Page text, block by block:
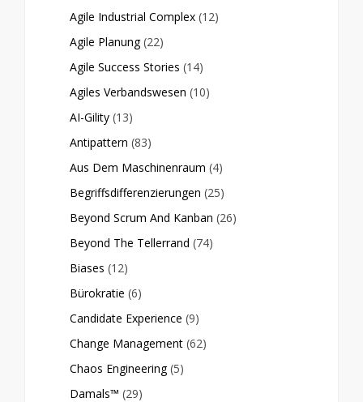
Agile Industrial Complex (12)
Agile Planung (22)
Agile Success Stories (14)
Agiles Verbandswesen (10)
AI-Gility (13)
Antipattern (83)
Aus Dem Maschinenraum (4)
Begriffsdifferenzierungen (25)
Beyond Scrum And Kanban (26)
Beyond The Tellerrand (74)
Biases (12)
Bürokratie (6)
Candidate Experience (9)
Change Management (62)
Chaos Engineering (5)
Damals™ (29)